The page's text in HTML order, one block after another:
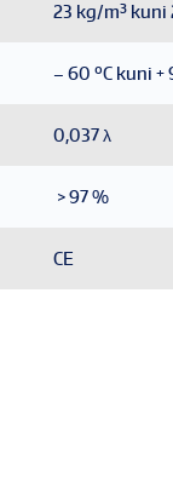
23 kg/m³ kuni
– 60 ºC kuni +
0,037 λ
> 97 %
CE